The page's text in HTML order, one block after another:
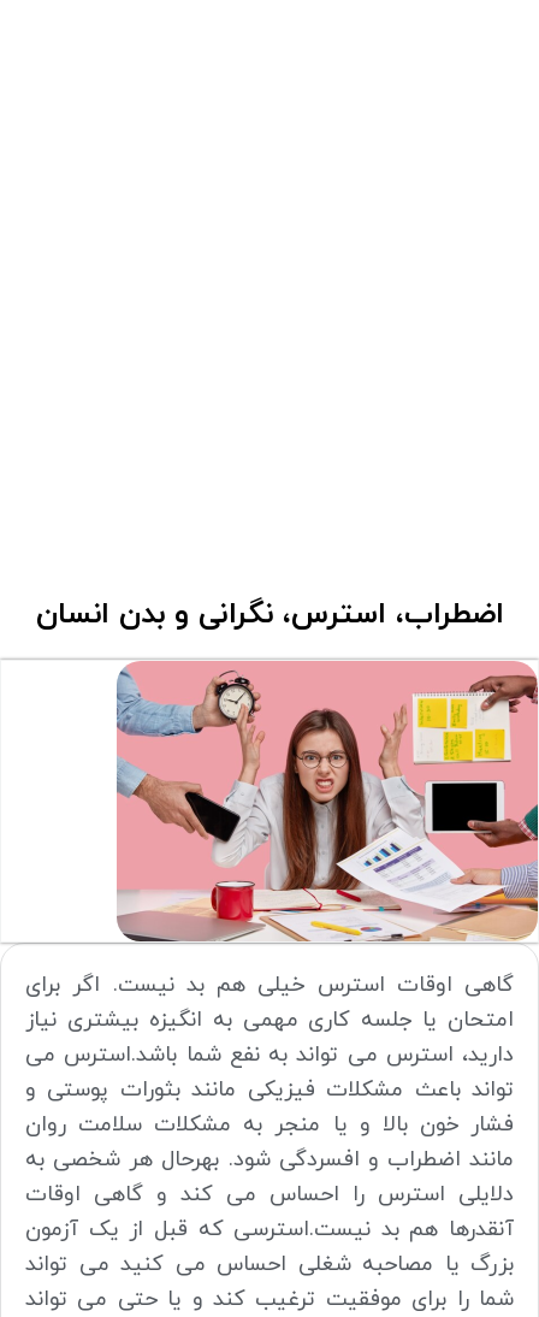
اضطراب، استرس، نگرانی و بدن انسان
گاهی اوقات استرس خیلی هم بد نیست. اگر برای
امتحان یا جلسه کاری مهمی به انگیزه بیشتری نیاز
دارید، استرس می تواند به نفع شما باشد.استرس می
تواند باعث مشکلات فیزیکی مانند بثورات پوستی و
فشار خون بالا و یا منجر به مشکلات سلامت روان
مانند اضطراب و افسردگی شود. بهرحال هر شخصی به
دلایلی استرس را احساس می کند و گاهی اوقات
آنقدرها هم بد نیست.استرسی که قبل از یک آزمون
بزرگ یا مصاحبه شغلی احساس می کنید می تواند
شما را برای موفقیت ترغیب کند و یا حتی می تواند